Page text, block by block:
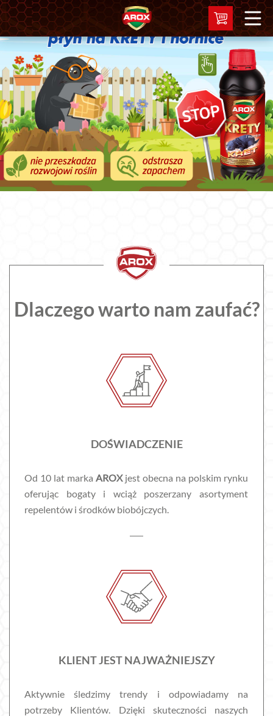
Dlaczego warto nam zaufać?
DOŚWIADCZENIE
Od 10 lat marka AROXjest obecna na polskim rynku
oferując bogaty i wciąż poszerzany asortyment
repelentów i środków biobójczych.
KLIENT JEST NAJWAŻNIEJSZY
Aktywnie śledzimy trendy i odpowiadamy na
potrzeby Klientów. Dzięki skuteczności naszych